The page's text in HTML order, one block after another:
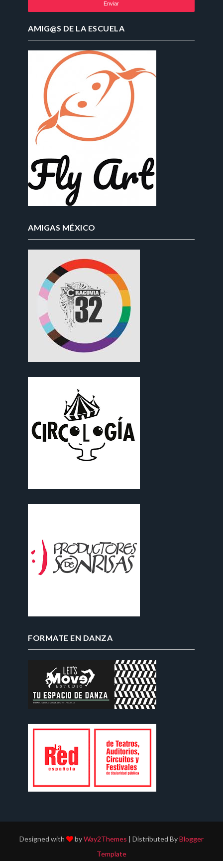
AMIG@S DE LA ESCUELA
AMIGAS MÉXICO
FORMATE EN DANZA
Designed with byWay2Themes | Distributed ByBlogger
Template